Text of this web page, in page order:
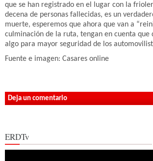
que se han registrado en el lugar con la
decena de personas fallecidas, es un
muerte, esperemos que ahora que van a
culminación de la ruta, tengan en cuenta que
algo para mayor seguridad de los
Fuente e imagen: Casares online
Deja un comentario
ERDTv